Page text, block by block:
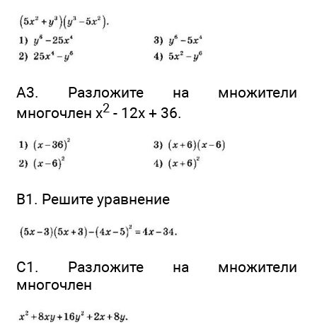
А3. Разложите на множители
многочлен x2 - 12x + 36.
В1. Решите уравнение
С1. Разложите на множители
многочлен